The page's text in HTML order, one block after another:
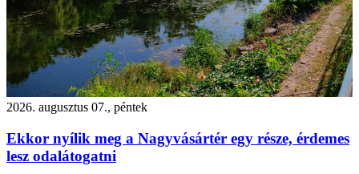
2026. augusztus 07., péntek
Ekkor nyílik meg a Nagyvásártér egy része, érdemes
lesz odalátogatni